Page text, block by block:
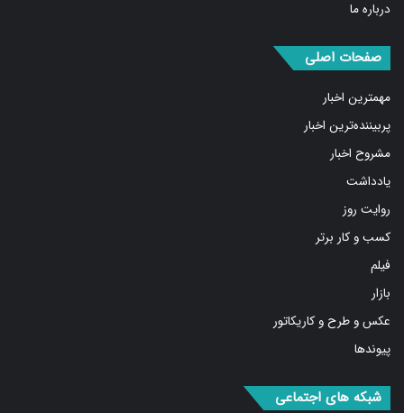
مهمترین اخبار
پربیننده‌ترین اخبار
مشروح اخبار
یادداشت
روایت روز
کسب و کار برتر
فیلم
بازار
عکس و طرح و کاریکاتور
پیوندها